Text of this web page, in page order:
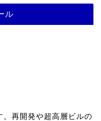
ル
再開発や超高層ビルの